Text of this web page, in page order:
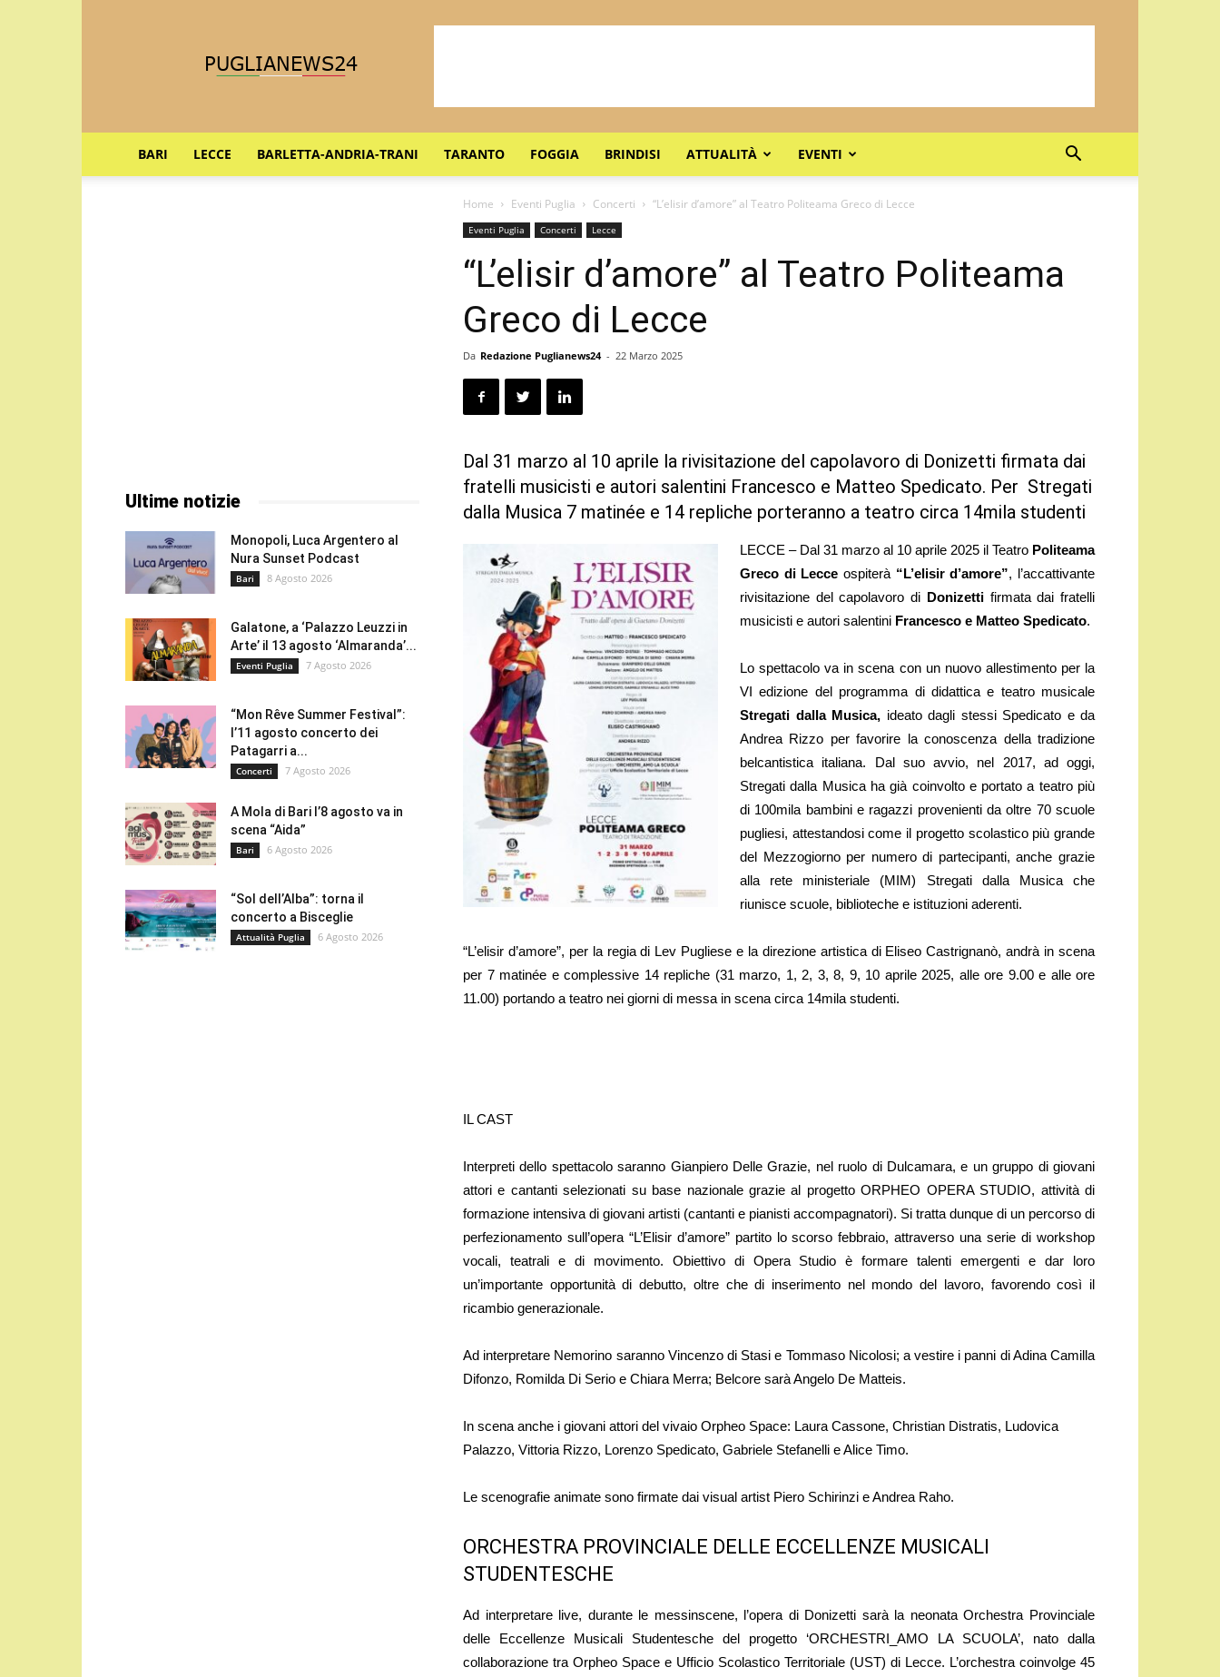
BARI LECCE BARLETTA-ANDRIA-TRANI TARANTO FOGGIA BRINDISI ATTUALITÀ EVENTI
Home Eventi Puglia Concerti “L’elisir d’amore” al Teatro Politeama Greco di Lecce
Eventi Puglia Concerti Lecce
“L’elisir d’amore” al Teatro Politeama
Greco di Lecce
Da Redazione Puglianews24 - 22 Marzo 2025
Dal 31 marzo al 10 aprile la rivisitazione del capolavoro di Donizetti firmata dai
fratelli musicisti e autori salentini Francesco e Matteo Spedicato. Per Stregati
dalla Musica 7 matinée e 14 repliche porteranno a teatro circa 14mila studenti
LECCE – Dal 31 marzo al 10 aprile 2025 il Teatro Politeama
Greco di Lecce ospiterà “L’elisir d’amore”, l’accattivante
rivisitazione del capolavoro di Donizettifirmata dai fratelli
musicisti e autori salentini Francesco e Matteo Spedicato.
Lo spettacolo va in scena con un nuovo allestimento per la
VI edizione del programma di didattica e teatro musicale
Stregati dalla Musica, ideato dagli stessi Spedicato e da
Andrea Rizzo per favorire la conoscenza della tradizione
belcantistica italiana. Dal suo avvio, nel 2017, ad oggi,
Stregati dalla Musica ha già coinvolto e portato a teatro più
di 100mila bambini e ragazzi provenienti da oltre 70 scuole
pugliesi, attestandosi come il progetto scolastico più grande
del Mezzogiorno per numero di partecipanti, anche grazie
alla rete ministeriale (MIM) Stregati dalla Musica che
riunisce scuole, biblioteche e istituzioni aderenti.
“L’elisir d’amore”, per la regia di Lev Pugliese e la direzione artistica di Eliseo Castrignanò, andrà in scena
per 7 matinée e complessive 14 repliche (31 marzo, 1, 2, 3, 8, 9, 10 aprile 2025, alle ore 9.00 e alle ore
11.00) portando a teatro nei giorni di messa in scena circa 14mila studenti.
IL CAST
Interpreti dello spettacolo saranno Gianpiero Delle Grazie, nel ruolo di Dulcamara, e un gruppo di giovani
attori e cantanti selezionati su base nazionale grazie al progetto ORPHEO OPERA STUDIO, attività di
formazione intensiva di giovani artisti (cantanti e pianisti accompagnatori). Si tratta dunque di un percorso di
perfezionamento sull’opera “L’Elisir d’amore” partito lo scorso febbraio, attraverso una serie di workshop
vocali, teatrali e di movimento. Obiettivo di Opera Studio è formare talenti emergenti e dar loro
un’importante opportunità di debutto, oltre che di inserimento nel mondo del lavoro, favorendo così il
ricambio generazionale.
Ad interpretare Nemorino saranno Vincenzo di Stasi e Tommaso Nicolosi; a vestire i panni di Adina Camilla
Difonzo, Romilda Di Serio e Chiara Merra; Belcore sarà Angelo De Matteis.
In scena anche i giovani attori del vivaio Orpheo Space: Laura Cassone, Christian Distratis, Ludovica
Palazzo, Vittoria Rizzo, Lorenzo Spedicato, Gabriele Stefanelli e Alice Timo.
Le scenografie animate sono firmate dai visual artist Piero Schirinzi e Andrea Raho.
ORCHESTRA PROVINCIALE DELLE ECCELLENZE MUSICALI
STUDENTESCHE
Ad interpretare live, durante le messinscene, l’opera di Donizetti sarà la neonata Orchestra Provinciale
delle Eccellenze Musicali Studentesche del progetto ‘ORCHESTRI_AMO LA SCUOLA’, nato dalla
collaborazione tra Orpheo Space e Ufficio Scolastico Territoriale (UST) di Lecce. L’orchestra coinvolge 45
Ultime notizie
Monopoli, Luca Argentero al
Nura Sunset Podcast
Bari 8 Agosto 2026
Galatone, a ‘Palazzo Leuzzi in
Arte’ il 13 agosto ‘Almaranda’...
Eventi Puglia 7 Agosto 2026
“Mon Rêve Summer Festival”:
l’11 agosto concerto dei
Patagarri a...
Concerti 7 Agosto 2026
A Mola di Bari l’8 agosto va in
scena “Aida”
Bari 6 Agosto 2026
“Sol dell’Alba”: torna il
concerto a Bisceglie
Attualità Puglia 6 Agosto 2026